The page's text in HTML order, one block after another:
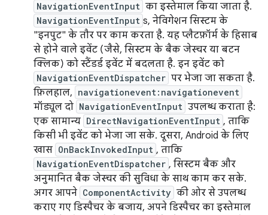
NavigationEventInput का इस्तेमाल किया जाता है.
NavigationEventInput s, नेविगेशन सिस्टम के
"इनपुट" के तौर पर काम करता है. यह प्लैटफ़ॉर्म के हिसाब
से होने वाले इवेंट (जैसे, सिस्टम के बैक जेस्चर या बटन
क्लिक) को स्टैंडर्ड इवेंट में बदलता है. इन इवेंट को
NavigationEventDispatcher पर भेजा जा सकता है.
फ़िलहाल, navigationevent:navigationevent
मॉड्यूल दो NavigationEventInput उपलब्ध कराता है:
एक सामान्य DirectNavigationEventInput , ताकि
किसी भी इवेंट को भेजा जा सके. दूसरा, Android के लिए
खास OnBackInvokedInput , ताकि
NavigationEventDispatcher , सिस्टम बैक और
अनुमानित बैक जेस्चर की सुविधा के साथ काम कर सके.
अगर आपने ComponentActivity की ओर से उपलब्ध
कराए गए डिस्पैचर के बजाय, अपने डिस्पैचर का इस्तेमाल